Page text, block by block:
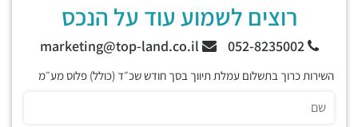
רוצים לשמוע עוד על הנכס
052-8235002
השירות כרוך בתשלום עמלת תיווך בסך חודש שכ״ד (כולל) פלוס מע״מ